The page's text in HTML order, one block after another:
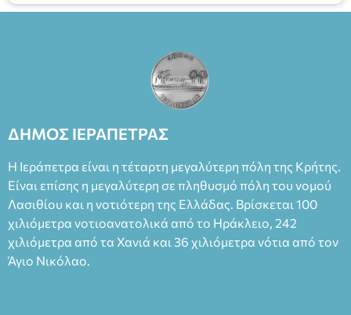
ΔΗΜΟΣ ΙΕΡΑΠΕΤΡΑΣ
Η Ιεράπετρα είναι η τέταρτη μεγαλύτερη πόλη της Κρήτης.
Είναι επίσης η μεγαλύτερη σε πληθυσμό πόλη του νομού
Λασιθίου και η νοτιότερη της Ελλάδας. Βρίσκεται 100
χιλιόμετρα νοτιοανατολικά από το Ηράκλειο, 242
χιλιόμετρα από τα Χανιά και 36 χιλιόμετρα νότια από τον
Άγιο Νικόλαο.